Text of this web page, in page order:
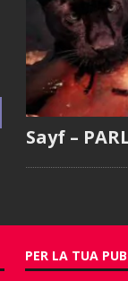
Sayf –
PER LA TUA